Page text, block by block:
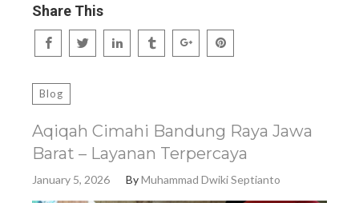
Share This
Blog
Aqiqah Cimahi Bandung Raya Jawa
Barat – Layanan Terpercaya
January 5, 2026 ByMuhammad Dwiki Septianto